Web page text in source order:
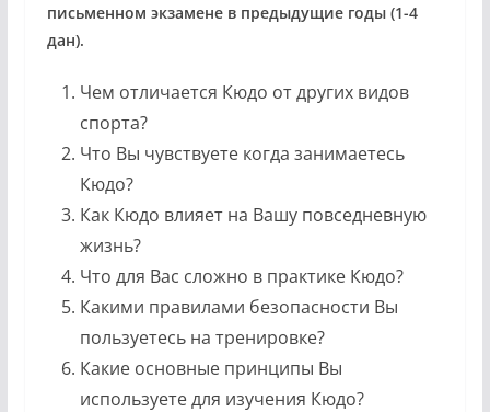
письменном экзамене в предыдущие годы (1-4
дан).
Чем отличается Кюдо от других видов
спорта?
Что Вы чувствуете когда занимаетесь
Кюдо?
Как Кюдо влияет на Вашу повседневную
жизнь?
Что для Вас сложно в практике Кюдо?
Какими правилами безопасности Вы
пользуетесь на тренировке?
Какие основные принципы Вы
используете для изучения Кюдо?